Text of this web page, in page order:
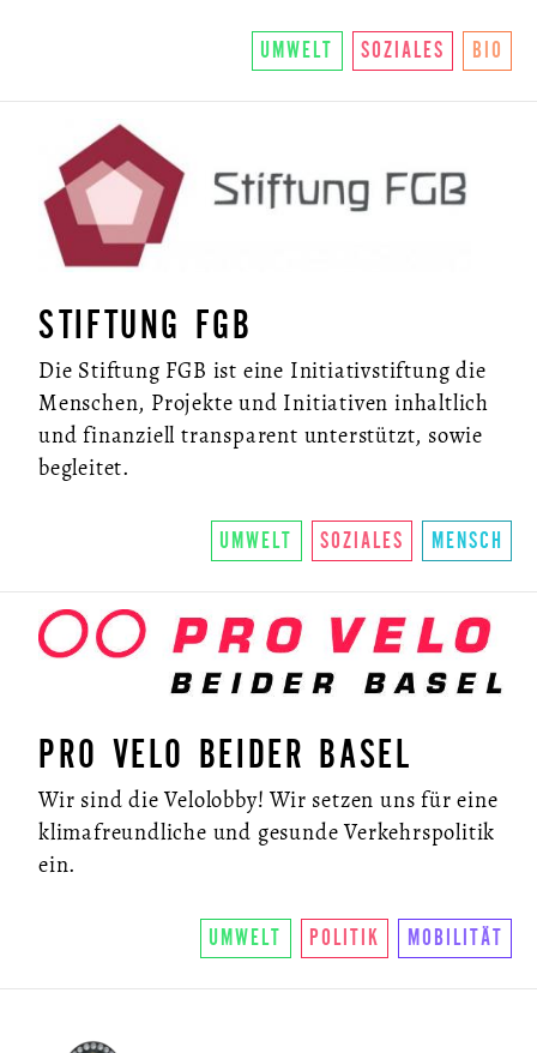
UMWELT SOZIALES BIO
STIFTUNG FGB
Die Stiftung FGB ist eine Initiativstiftung die
Menschen, Projekte und Initiativen inhaltlich
und finanziell transparent unterstützt, sowie
begleitet.
UMWELT SOZIALES MENSCH
PRO VELO BEIDER BASEL
Wir sind die Velolobby! Wir setzen uns für eine
klimafreundliche und gesunde Verkehrspolitik
ein.
UMWELT POLITIK MOBILITÄT